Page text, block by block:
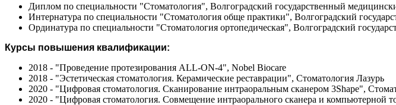
Диплом по специальности "Стоматология", Волгоградский государственный
Интернатура по специальности "Стоматология обще практики", Волгоградский
Ординатура по специальности "Стоматология ортопедическая", Волгоградский
Курсы повышения квалификации:
2018 - "Проведение протезирования ALL-ON-4", Nobel Biocare
2018 - "Эстетическая стоматология. Керамические реставрации", Стоматология Лазурь
2020 - "Цифровая стоматология. Сканирование интраоральным сканером 3Shape",
2020 - "Цифровая стоматология. Совмещение интраорального сканера и компьютерной